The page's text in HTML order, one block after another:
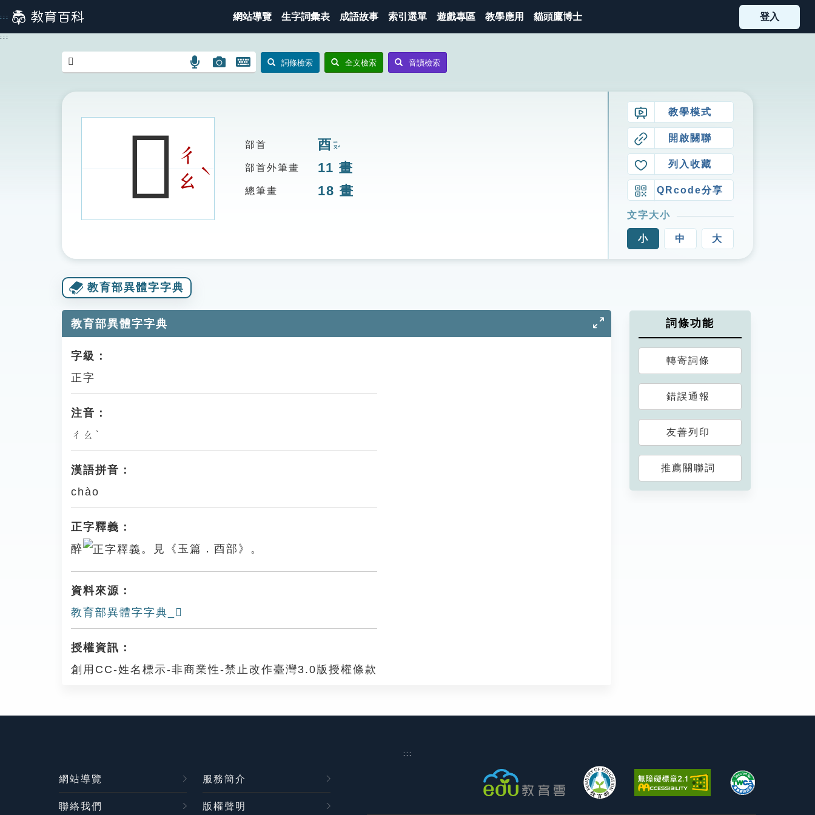
到
主
::: 網站導覽 生字詞彙表 成語故事 索引選單 遊戲專區 教學應用 貓頭鷹博士 登入
:::
語
搜
圖
圖
搜
開
鍵
詞條檢索 全文檢索 音讀檢索
𨢪ㄔ
ㄠ
ˋ
部首 酉ㄧㄡˇ
部首外筆畫 11 畫
總筆畫 18 畫
教學模式
開啟關聯
列入收藏
QRcode分享
文字大小
小 中 大
教育部異體字字典
教育部異體字字典
字級：
正字
注音：
ㄔㄠˋ
漢語拼音：
chào
正字釋義：
醉
。見《玉篇．酉部》。
資料來源：
教育部異體字字典_𨢪
授權資訊：
創用CC-姓名標示-非商業性-禁止改作臺灣3.0版授權條款
詞條功能
轉寄詞條
錯誤通報
友善列印
推薦關聯詞
:::
網站導覽 服務簡介
聯絡我們 版權聲明